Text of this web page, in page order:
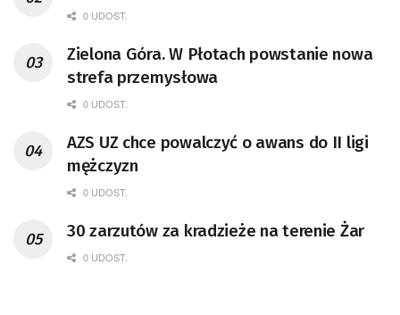
0 UDOST.
Zielona Góra. W Płotach powstanie nowa
strefa przemysłowa
0 UDOST.
AZS UZ chce powalczyć o awans do II ligi
mężczyzn
0 UDOST.
30 zarzutów za kradzieże na terenie Żar
0 UDOST.